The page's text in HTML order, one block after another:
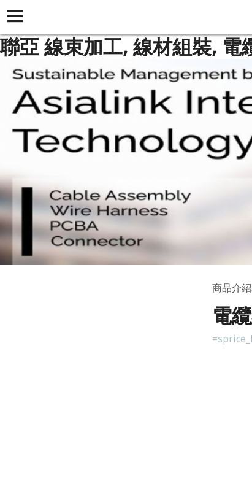
聯亞 線束加工, 線材組裝,
商品介紹
電